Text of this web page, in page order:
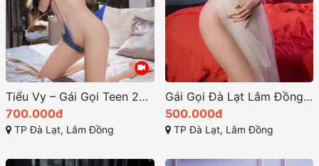
Tiểu Vy – Gái Gọi Teen 2K4 Cao Cấp Đà Lạt: Đẳng Cấp Gái Xinh Body Đẩy Đà và Dịch Vụ Cực Tốt
700.000đ
TP Đà Lạt, Lâm Đồng
Gái Gọi Đà Lạt Lâm Đồng: Trải Nghiệm Khó Quên Tại Thành Phố Ngàn Hoa
500.000đ
TP Đà Lạt, Lâm Đồng